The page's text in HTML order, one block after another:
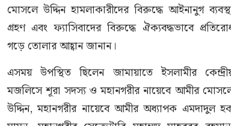
মোসলে উদ্দিন হামলাকারীদের বিরুদ্ধে আইনানুগ
গ্রহণ এবং ফ্যাসিবাদের বিরুদ্ধে ঐক্যবদ্ধভাবে
গড়ে তোলার আহ্বান জানান।
এসময় উপস্থিত ছিলেন জামায়াতে ইসলামীর
মজলিসে শূরা সদস্য ও মহানগরীর নায়েবে আমীর
উদ্দিন, মহানগরীর নায়েবে আমীর অধ্যাপক এমদাদুল